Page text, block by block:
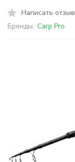
Написать отзыв
Бренды: Carp Pro